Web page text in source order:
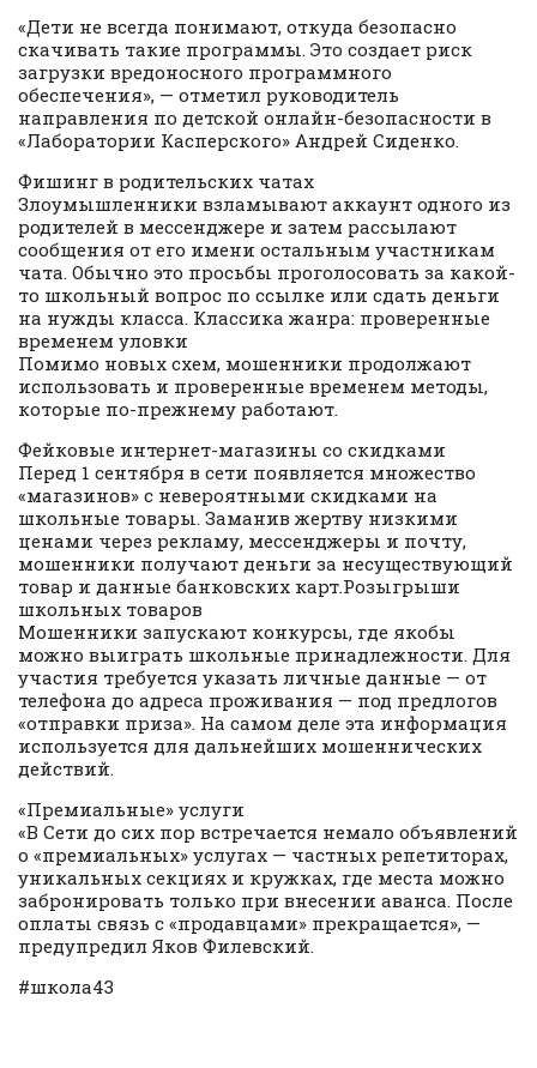
«Дети не всегда понимают, откуда безопасно
скачивать такие программы. Это создает риск
загрузки вредоносного программного
обеспечения», — отметил руководитель
направления по детской онлайн-безопасности в
«Лаборатории Касперского» Андрей Сиденко.
Фишинг в родительских чатах
Злоумышленники взламывают аккаунт одного из
родителей в мессенджере и затем рассылают
сообщения от его имени остальным участникам
чата. Обычно это просьбы проголосовать за какой-
то школьный вопрос по ссылке или сдать деньги
на нужды класса. Классика жанра: проверенные
временем уловки
Помимо новых схем, мошенники продолжают
использовать и проверенные временем методы,
которые по-прежнему работают.
Фейковые интернет-магазины со скидками
Перед 1 сентября в сети появляется множество
«магазинов» с невероятными скидками на
школьные товары. Заманив жертву низкими
ценами через рекламу, мессенджеры и почту,
мошенники получают деньги за несуществующий
товар и данные банковских карт.Розыгрыши
школьных товаров
Мошенники запускают конкурсы, где якобы
можно выиграть школьные принадлежности. Для
участия требуется указать личные данные — от
телефона до адреса проживания — под предлогов
«отправки приза». На самом деле эта информация
используется для дальнейших мошеннических
действий.
«Премиальные» услуги
«В Сети до сих пор встречается немало объявлений
о «премиальных» услугах — частных репетиторах,
уникальных секциях и кружках, где места можно
забронировать только при внесении аванса. После
оплаты связь с «продавцами» прекращается», —
предупредил Яков Филевский.
#школа43